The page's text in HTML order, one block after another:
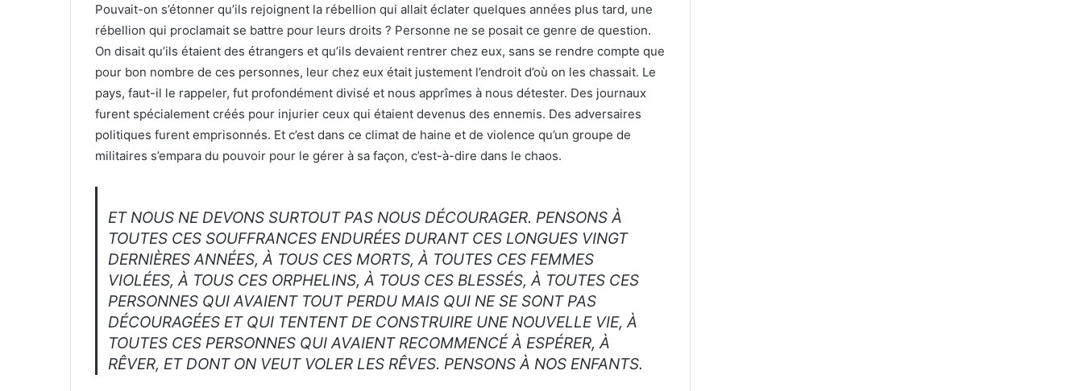
Pouvait-on s’étonner qu’ils rejoignent la rébellion qui allait éclater quelques années plus tard, une
rébellion qui proclamait se battre pour leurs droits ? Personne ne se posait ce genre de question.
On disait qu’ils étaient des étrangers et qu’ils devaient rentrer chez eux, sans se rendre compte que
pour bon nombre de ces personnes, leur chez eux était justement l’endroit d’où on les chassait. Le
pays, faut-il le rappeler, fut profondément divisé et nous apprîmes à nous détester. Des journaux
furent spécialement créés pour injurier ceux qui étaient devenus des ennemis. Des adversaires
politiques furent emprisonnés. Et c’est dans ce climat de haine et de violence qu’un groupe de
militaires s’empara du pouvoir pour le gérer à sa façon, c’est-à-dire dans le chaos.
ET NOUS NE DEVONS SURTOUT PAS NOUS DÉCOURAGER. PENSONS À
TOUTES CES SOUFFRANCES ENDURÉES DURANT CES LONGUES VINGT
DERNIÈRES ANNÉES, À TOUS CES MORTS, À TOUTES CES FEMMES
VIOLÉES, À TOUS CES ORPHELINS, À TOUS CES BLESSÉS, À TOUTES CES
PERSONNES QUI AVAIENT TOUT PERDU MAIS QUI NE SE SONT PAS
DÉCOURAGÉES ET QUI TENTENT DE CONSTRUIRE UNE NOUVELLE VIE, À
TOUTES CES PERSONNES QUI AVAIENT RECOMMENCÉ À ESPÉRER, À
RÊVER, ET DONT ON VEUT VOLER LES RÊVES. PENSONS À NOS ENFANTS.